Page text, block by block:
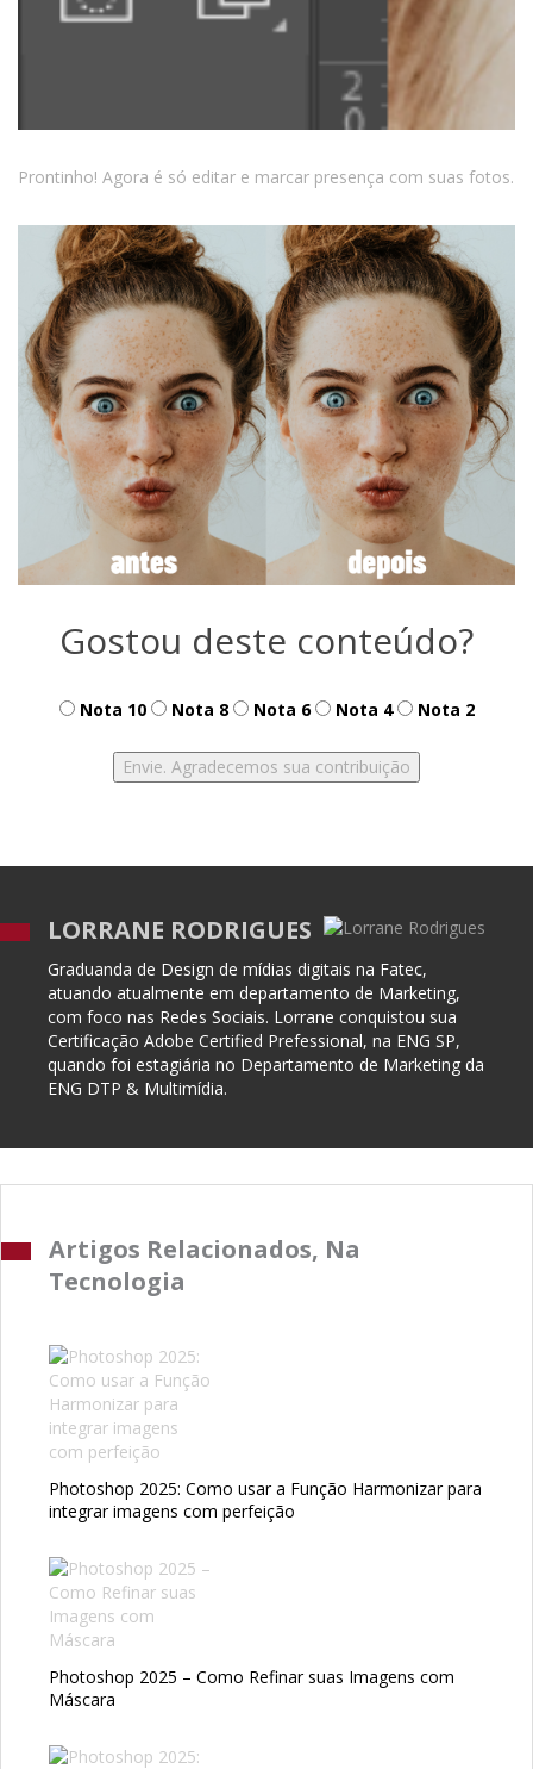
Prontinho! Agora é só editar e marcar presença com suas fotos.
Gostou deste conteúdo?
Nota 10 Nota 8 Nota 6 Nota 4 Nota 2
LORRANE RODRIGUES
Graduanda de Design de mídias digitais na Fatec,
atuando atualmente em departamento de Marketing,
com foco nas Redes Sociais. Lorrane conquistou sua
Certificação Adobe Certified Prefessional, na ENG SP,
quando foi estagiária no Departamento de Marketing da
ENG DTP & Multimídia.
Artigos Relacionados, Na
Tecnologia
Photoshop 2025: Como usar a Função Harmonizar para
integrar imagens com perfeição
Photoshop 2025 – Como Refinar suas Imagens com
Máscara